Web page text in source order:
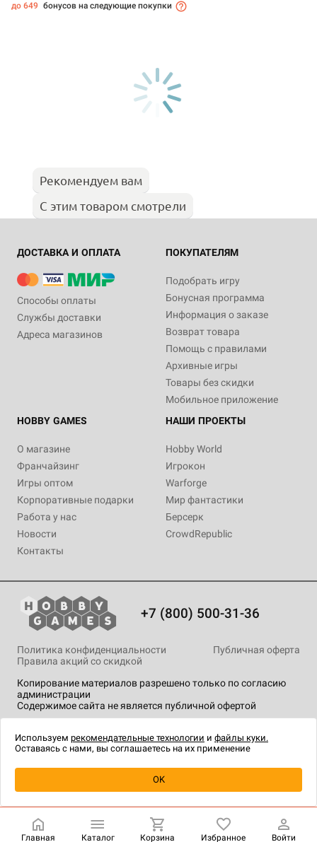
Уведомить о наличии
до 649 бонусов на следующие покупки
Рекомендуем вам
С этим товаром смотрели
ДОСТАВКА И ОПЛАТА
Способы оплаты
Службы доставки
Адреса магазинов
ПОКУПАТЕЛЯМ
Подобрать игру
Бонусная программа
Информация о заказе
Возврат товара
Помощь с правилами
Архивные игры
Товары без скидки
Мобильное приложение
HOBBY GAMES
О магазине
Франчайзинг
Игры оптом
Корпоративные подарки
Работа у нас
Новости
Контакты
НАШИ ПРОЕКТЫ
Hobby World
Игрокон
Warforge
Мир фантастики
Берсерк
CrowdRepublic
+7 (800) 500-31-36
Копирование материалов разрешено только по согласию
администрации
Содержимое сайта не является публичной офертой
Политика конфиденциальности
Публичная оферта
Правила акций со скидкой
технологии.
Главная Каталог Корзина Избранное Войти
Используем рекомендательные технологии и файлы куки.
Оставаясь с нами, вы соглашаетесь на их применение
OK